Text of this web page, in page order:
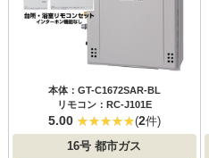
本体：GT-C1672SAR-BL
リモコン：RC-J101E
5.00 (2件)
16号 都市ガス